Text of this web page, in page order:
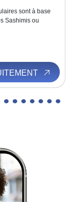
sont à base
Sashimis ou